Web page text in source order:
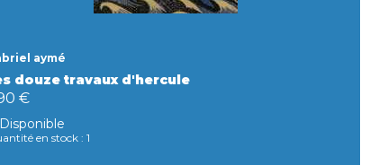
aymé
douze travaux d'hercule
€
Disponible
en stock : 1